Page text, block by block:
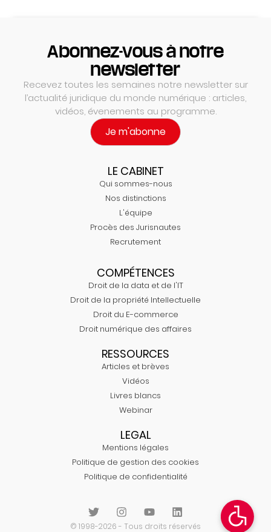
Abonnez-vous à notre
newsletter
Recevez toutes les semaines notre newsletter sur
l’actualité juridique du monde numérique : articles,
vidéos, évenements au programme.
Je m'abonne
LE CABINET
Qui sommes-nous
Nos distinctions
L'équipe
Procès des Jurisnautes
Recrutement
COMPÉTENCES
Droit de la data et de l'IT
Droit de la propriété Intellectuelle
Droit du E-commerce
Droit numérique des affaires
RESSOURCES
Articles et brèves
Vidéos
Livres blancs
Webinar
LEGAL
Mentions légales
Politique de gestion des cookies
Politique de confidentialité
© 1998-2026 - Tous droits réservés